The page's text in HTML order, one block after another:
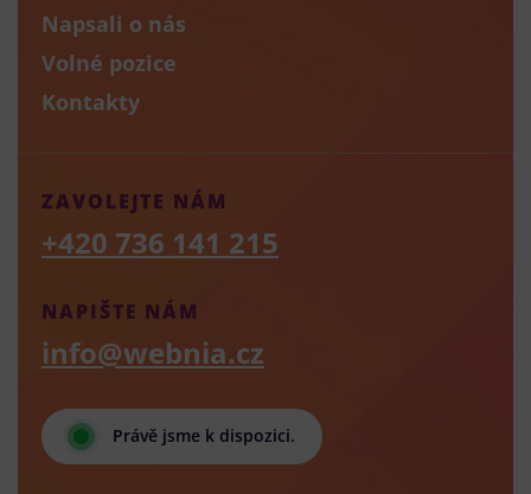
Napsali o nás
Volné pozice
Kontakty
Právě jsme k dispozici.
NAPIŠTE NÁM
info@webnia.cz
ZAVOLEJTE NÁM
+420 736 141 215